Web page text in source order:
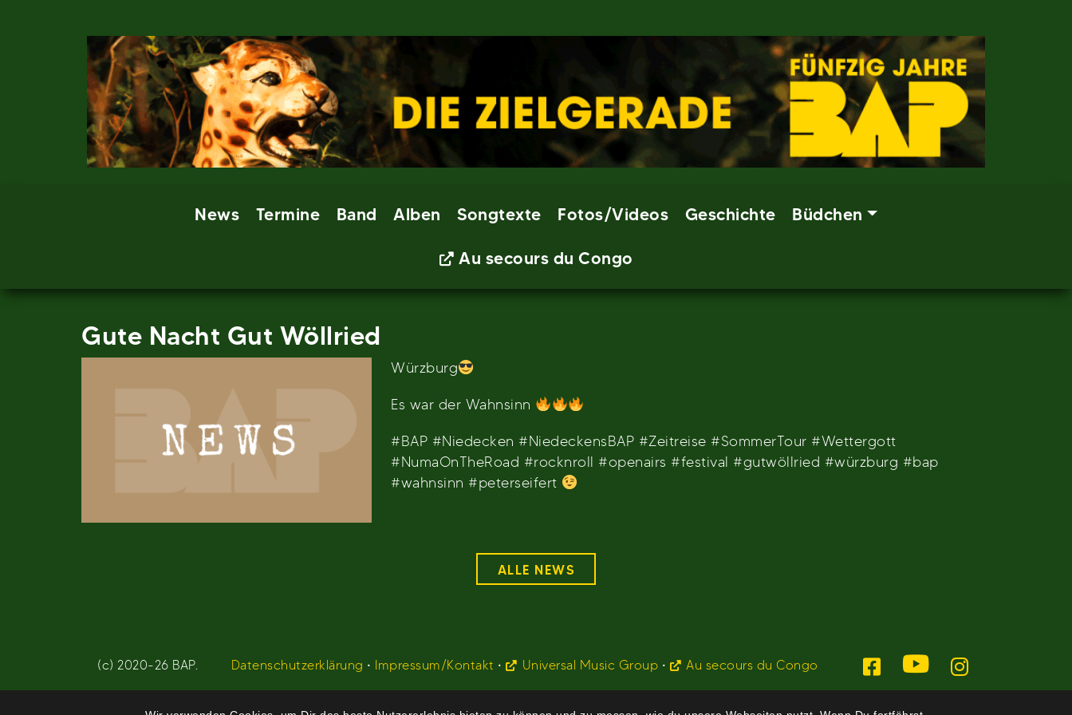
News Termine Band Alben Songtexte Fotos/Videos Geschichte Büdchen
Au secours du Congo
Gute Nacht Gut Wöllried
Würzburg
Es war der Wahnsinn
#BAP #Niedecken #NiedeckensBAP #Zeitreise #SommerTour #Wettergott
#NumaOnTheRoad #rocknroll #openairs #festival #gutwöllried #würzburg #bap
#wahnsinn #peterseifert
ALLE NEWS
(c) 2020-26 BAP. Datenschutzerklärung • Impressum/Kontakt • Universal Music Group • Au secours du Congo